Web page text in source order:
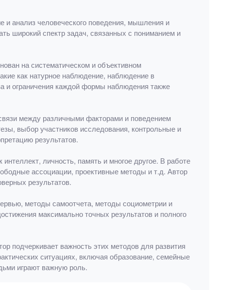
и анализ человеческого поведения, мышления и
широкий спектр задач, связанных с пониманием и
на систематическом и объективном
как натурное наблюдение, наблюдение в
и ограничения каждой формы наблюдения также
между различными факторами и поведением
выбор участников исследования, контрольные и
результатов.
личность, память и многое другое. В работе
ассоциации, проективные методы и т.д. Автор
результатов.
методы самоотчета, методы социометрии и
максимально точных результатов и полного
подчеркивает важность этих методов для развития
ситуациях, включая образование, семейные
играют важную роль.